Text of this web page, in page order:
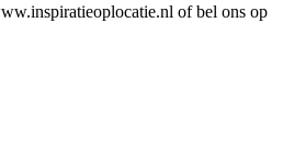
of bel ons op